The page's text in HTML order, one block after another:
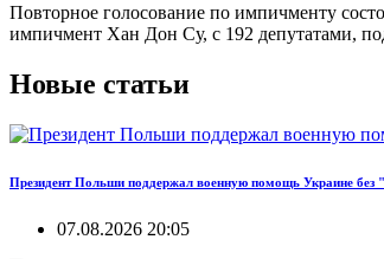
Повторное голосование по импичменту
импичмент Хан Дон Су, с 192 депутатами,
Новые статьи
Президент Польши поддержал военную помощь Украине без
07.08.2026 20:05